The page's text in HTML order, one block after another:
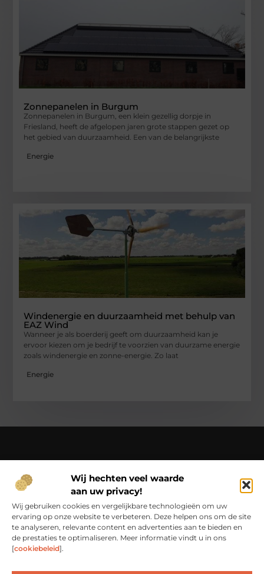
Wij hechten veel waarde
aan uw privacy!
Wij gebruiken cookies en vergelijkbare technologieën om uw
ervaring op onze website te verbeteren. Deze helpen ons om de site
te analyseren, relevante content en advertenties aan te bieden en
de prestaties te optimaliseren. Meer informatie vindt u in ons
[cookiebeleid].
Zonnepanelen in Burgum
Zonnepanelen in Burgum, een klein gezellig dorpje in
Friesland, heeft de afgelopen jaren grote stappen gezet op
het gebied van duurzaamheid. Een van de belangrijkste
Energie
Windenergie en duurzaamheid met behulp van
EAZ Wind
Wanneer je als boerderij geeft om duurzaamheid kan je
ervoor kiezen om je bedrijf te voorzien van duurzame energie
zoals windenergie en zonne-energie. Zo laat
Energie
Jouw gids in een wereld vol verhalen – beleef het dagelijks
leven op Ci-productions.nl.
Ontdek een rijke verzameling blogs en artikelen die je
inspireren, informeren en elke dag weer verrijken.
Bericht categorie